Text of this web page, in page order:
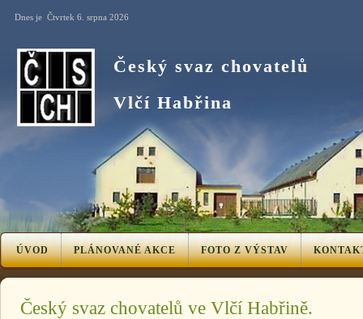
Dnes je Čtvrtek 6. srpna 2026
Český svaz chovatelů
Vlčí Habřina
ÚVOD PLÁNOVANÉ AKCE FOTO Z VÝSTAV
Český svaz chovatelů ve Vlčí Habřině.